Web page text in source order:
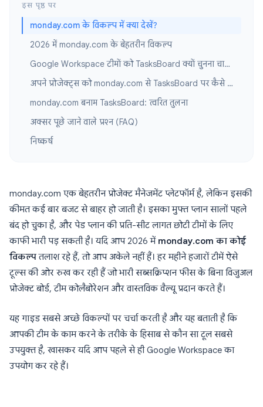
इस पृष्ठ पर
monday.com के विकल्प में क्या देखें?
2026 में monday.com के बेहतरीन विकल्प
Google Workspace टीमों को TasksBoard क्यों चुनना चाहिए?
अपने प्रोजेक्ट्स को monday.com से TasksBoard पर कैसे लाएं?
monday.com बनाम TasksBoard: त्वरित तुलना
अक्सर पूछे जाने वाले प्रश्न (FAQ)
निष्कर्ष
monday.com एक बेहतरीन प्रोजेक्ट मैनेजमेंट प्लेटफॉर्म है, लेकिन इसकी
कीमत कई बार बजट से बाहर हो जाती है। इसका मुफ्त प्लान सालों पहले
बंद हो चुका है, और पेड प्लान की प्रति-सीट लागत छोटी टीमों के लिए
काफी भारी पड़ सकती है। यदि आप 2026 में monday.com का कोई
विकल्पतलाश रहे हैं, तो आप अकेले नहीं हैं। हर महीने हजारों टीमें ऐसे
टूल्स की ओर रुख कर रही हैं जो भारी सब्सक्रिप्शन फीस के बिना विजुअल
प्रोजेक्ट बोर्ड, टीम कोलैबोरेशन और वास्तविक वैल्यू प्रदान करते हैं।
यह गाइड सबसे अच्छे विकल्पों पर चर्चा करती है और यह बताती है कि
आपकी टीम के काम करने के तरीके के हिसाब से कौन सा टूल सबसे
उपयुक्त है, खासकर यदि आप पहले से ही Google Workspace का
उपयोग कर रहे हैं।